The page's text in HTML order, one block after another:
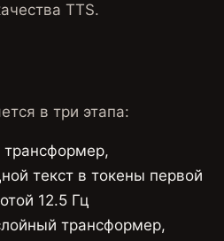
TTS.
в три этапа:
текст в токены первой
12.5 Гц
трансформер,